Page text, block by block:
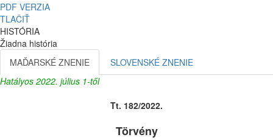
PDF VERZIA
TLAČIŤ
HISTÓRIA
Žiadna história
MAĎARSKÉ ZNENIE
SLOVENSKÉ ZNENIE
Hatályos 2022. július 1-től
Tt. 182/2022.
Törvény